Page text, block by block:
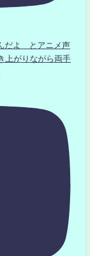
だよ とアニメ声
上がりながら両手